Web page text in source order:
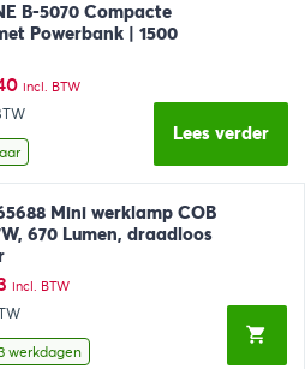
B-5070 Compacte
Powerbank | 1500
Huidige
prijs
is:
€48,40.
incl. BTW
Lees verder
Mini werklamp COB
670 Lumen, draadloos
Huidige
prijs
is:
€47,13.
incl. BTW
werkdagen